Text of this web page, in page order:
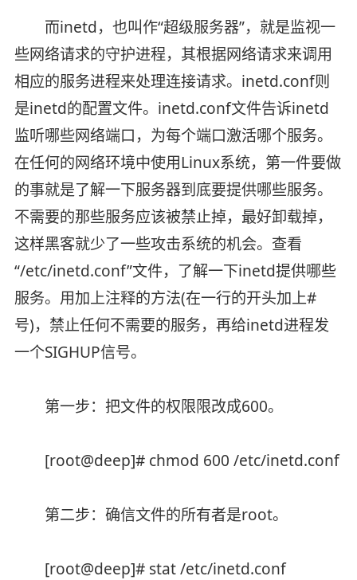
而inetd，也叫作“超级服务器”，就是监视一
些网络请求的守护进程，其根据网络请求来调用
相应的服务进程来处理连接请求。inetd.conf则
是inetd的配置文件。inetd.conf文件告诉inetd
监听哪些网络端口，为每个端口激活哪个服务。
在任何的网络环境中使用Linux系统，第一件要做
的事就是了解一下服务器到底要提供哪些服务。
不需要的那些服务应该被禁止掉，最好卸载掉，
这样黑客就少了一些攻击系统的机会。查看
“/etc/inetd.conf”文件，了解一下inetd提供哪些
服务。用加上注释的方法(在一行的开头加上#
号)，禁止任何不需要的服务，再给inetd进程发
一个SIGHUP信号。
第一步：把文件的权限限改成600。
[root@deep]# chmod 600 /etc/inetd.conf
第二步：确信文件的所有者是root。
[root@deep]# stat /etc/inetd.conf